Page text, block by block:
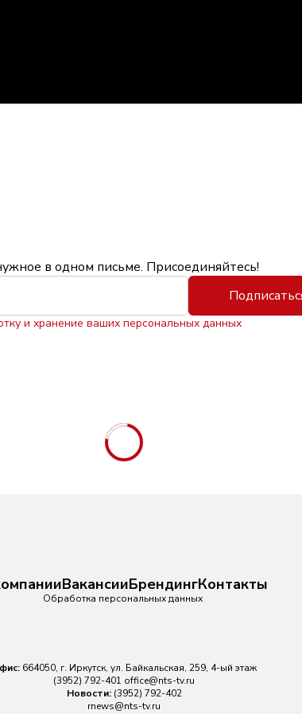
в одном письме. Присоединяйтесь!
и хранение ваших персональных данных
ВакансииБрендингКонтакты
Обработка персональных данных
664050, г. Иркутск, ул. Байкальская, 259, 4-ый этаж
(3952) 792-401 office@nts-tv.ru
Новости: (3952) 792-402
rnews@nts-tv.ru